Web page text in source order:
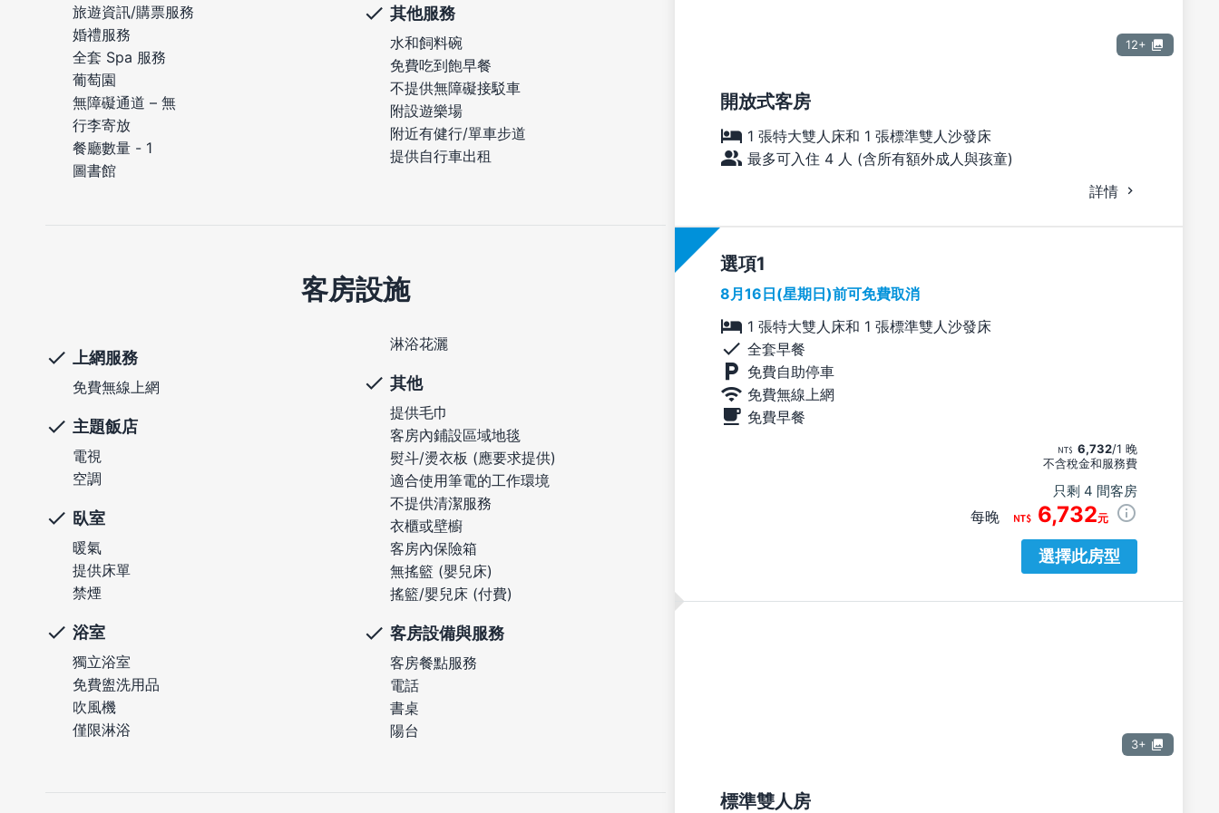
12+
開放式客房
1 張特大雙人床和 1 張標準雙人沙發床
最多可入住 4 人 (含所有額外成人與孩童)
詳情
選項
8月16日(星期日)前可免費取消
1 張特大雙人床和 1 張標準雙人沙發床
全套早餐
免費自助停車
免費無線上網
免費早餐
6,732/1 晚
不含稅金和服務費
只剩 4 間客房
每晚 6,732元
選擇此房型
3+
標準雙人房
旅遊資訊/購票服務
婚禮服務
全套 Spa 服務
葡萄園
無障礙通道 – 無
行李寄放
餐廳數量 - 1
圖書館
其他服務
水和飼料碗
免費吃到飽早餐
不提供無障礙接駁車
附設遊樂場
附近有健行/單車步道
提供自行車出租
客房設施
上網服務
免費無線上網
主題飯店
電視
空調
臥室
暖氣
提供床單
禁煙
浴室
獨立浴室
免費盥洗用品
吹風機
僅限淋浴
淋浴花灑
其他
提供毛巾
客房內鋪設區域地毯
熨斗/燙衣板 (應要求提供)
適合使用筆電的工作環境
不提供清潔服務
衣櫃或壁櫥
客房內保險箱
無搖籃 (嬰兒床)
搖籃/嬰兒床 (付費)
客房設備與服務
客房餐點服務
電話
書桌
陽台